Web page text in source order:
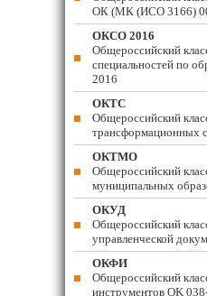
ОК (МК (ИСО 3166)
ОКСО 2016
Общероссийский
специальностей по
2016
ОКТС
Общероссийский
трансформационных
ОКТМО
Общероссийский
муниципальных
ОКУД
Общероссийский
управленческой
ОКФИ
Общероссийский
инструментов OK